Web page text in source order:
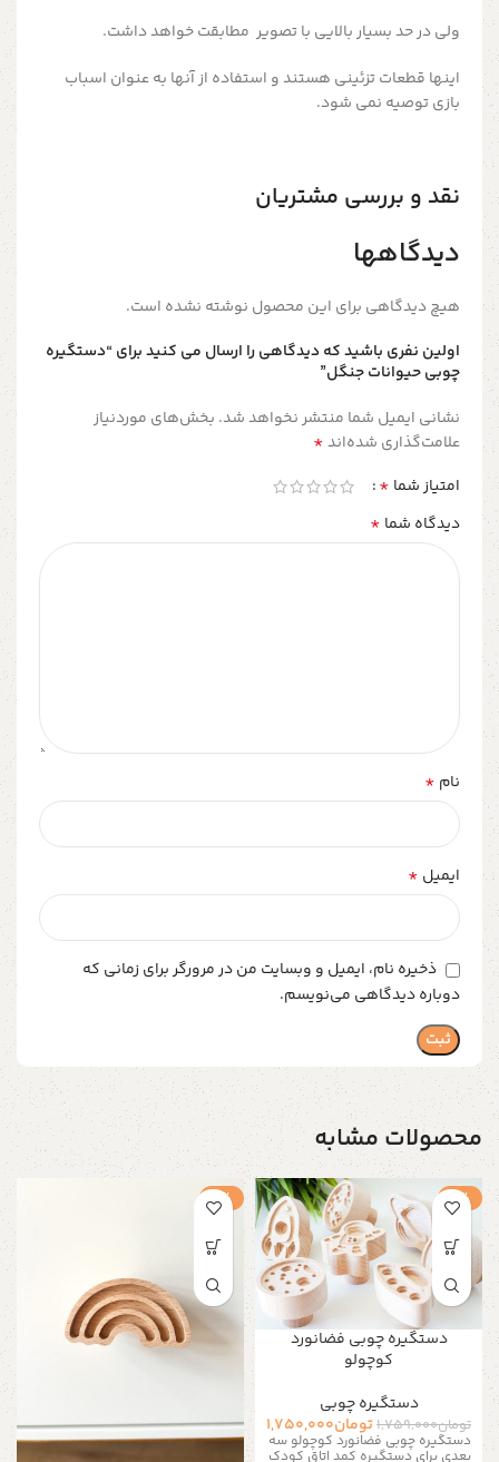
ولی در حد بسیار بالایی با تصویر مطابقت خواهد داشت.
اینها قطعات تزئینی هستند و استفاده از آنها به عنوان اسباب
بازی توصیه نمی شود.
نقد و بررسی مشتریان
دیدگاهها
هیچ دیدگاهی برای این محصول نوشته نشده است.
اولین نفری باشید که دیدگاهی را ارسال می کنید برای “دستگیره
چوبی حیوانات جنگل”
نشانی ایمیل شما منتشر نخواهد شد. بخش‌های موردنیاز
علامت‌گذاری شده‌اند*
امتیاز شما *
دیدگاه شما *
نام *
ایمیل *
ذخیره نام، ایمیل و وبسایت من در مرورگر برای زمانی که
دوباره دیدگاهی می‌نویسم.
محصولات مشابه
-1%
دستگیره چوبی فضانورد
کوچولو
دستگیره‌ چوبی
تومان1,759,000تومان1,750,000
دستگیره چوبی فضانورد کوچولو سه
بعدی برای دستگیره کمد اتاق کودک
-1%